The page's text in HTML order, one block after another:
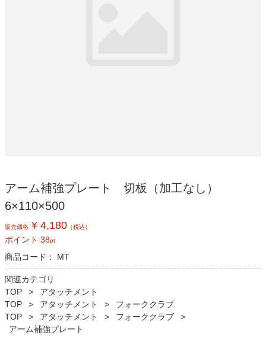
アーム補強プレート 切板（加工なし）
6×110×500
販売価格 ¥ 4,180 （税込）
ポイント 38pt
商品コード： MT
関連カテゴリ
TOP
アタッチメント
TOP
アタッチメント
フォーククラブ
TOP
アタッチメント
フォーククラブ
アーム補強プレート